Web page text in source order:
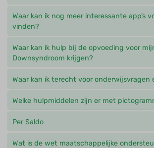
Waar kan ik nog meer interessante app’s
vinden?
Waar kan ik hulp bij de opvoeding voor
Downsyndroom krijgen?
Waar kan ik terecht voor onderwijsvragen
Welke hulpmiddelen zijn er met
Per Saldo
Wat is de wet maatschappelijke